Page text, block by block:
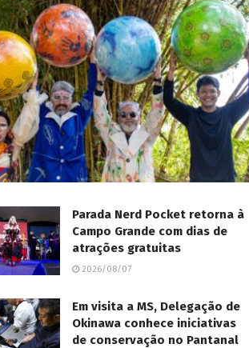
Parada Nerd Pocket retorna à
Campo Grande com dias de
atrações gratuitas
2026/08/07
Em visita a MS, Delegação de
Okinawa conhece iniciativas
de conservação no Pantanal